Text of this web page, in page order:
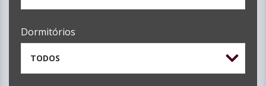
Dormitórios
TODOS